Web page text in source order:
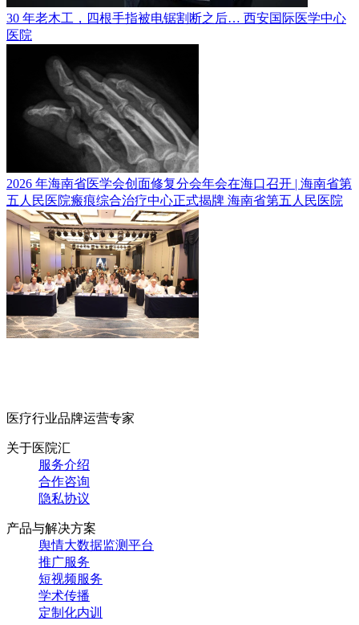
30 年老木工，四根手指被电锯割断之后… 西安国际医学中心
医院
2026 年海南省医学会创面修复分会年会在海口召开 | 海南省第
五人民医院瘢痕综合治疗中心正式揭牌 海南省第五人民医院
医疗行业品牌运营专家
关于医院汇
服务介绍
合作咨询
隐私协议
产品与解决方案
舆情大数据监测平台
推广服务
短视频服务
学术传播
定制化内训